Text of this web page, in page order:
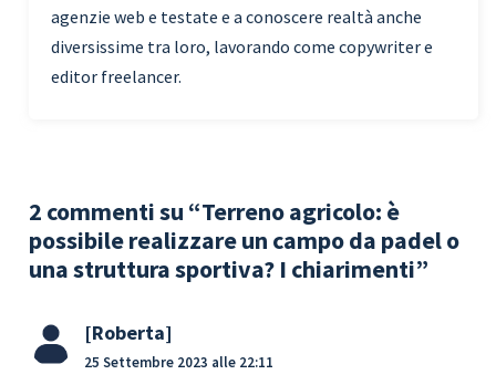
agenzie web e testate e a conoscere realtà anche
diversissime tra loro, lavorando come copywriter e
editor freelancer.
2 commenti su “Terreno agricolo: è
possibile realizzare un campo da padel o
una struttura sportiva? I chiarimenti”
Roberta
25 Settembre 2023 alle 22:11